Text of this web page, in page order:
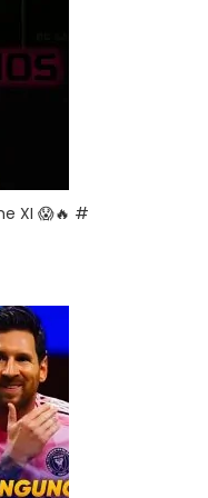
XI 😱🔥 #